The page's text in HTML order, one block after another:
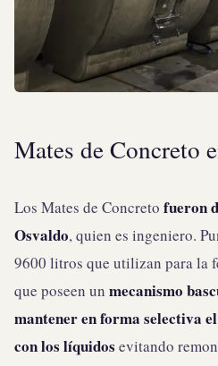
Mates de Concreto
Los Mates de Concreto fueron
Osvaldo, quien es ingeniero.
9600 litros que utilizan para la
que poseen un mecanismo
mantener en forma selectiva
con los líquidos evitando